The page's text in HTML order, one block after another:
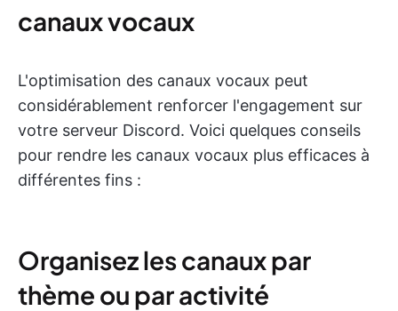
canaux vocaux
L'optimisation des canaux vocaux peut
considérablement renforcer l'engagement sur
votre serveur Discord. Voici quelques conseils
pour rendre les canaux vocaux plus efficaces à
différentes fins :
Organisez les canaux par
thème ou par activité